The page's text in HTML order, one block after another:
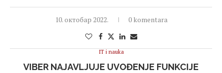
10. октобар 2022. 0 komentara
IT i nauka
VIBER NAJAVLJUJE UVOĐENJE FUNKCIJE